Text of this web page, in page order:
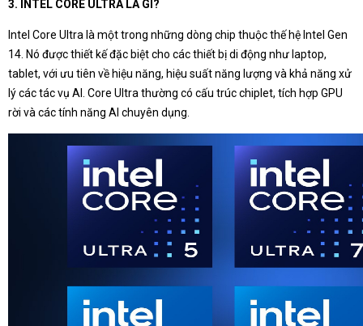
3. INTEL CORE ULTRA LÀ GÌ?
Intel Core Ultra là một trong những dòng chip thuộc thế hệ Intel Gen
14. Nó được thiết kế đặc biệt cho các thiết bị di động như laptop,
tablet, với ưu tiên về hiệu năng, hiệu suất năng lượng và khả năng xử
lý các tác vụ AI. Core Ultra thường có cấu trúc chiplet, tích hợp GPU
rời và các tính năng AI chuyên dụng.